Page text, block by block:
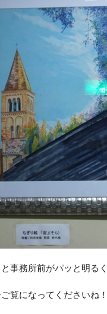
事務所前がパッと明る
覧になってくださいね